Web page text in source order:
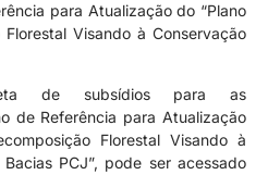
para Atualização do “Plano
Visando à Conservação
de subsídios para as
de Referência para Atualização
Florestal Visando à
PCJ”, pode ser acessado